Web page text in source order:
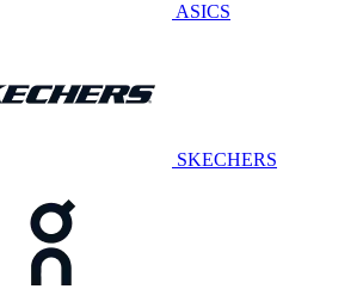
ASICS
SKECHERS